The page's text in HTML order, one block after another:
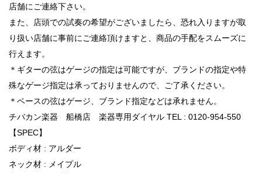
店舗にご連絡下さい。
また、店頭での試奏の希望がございましたら、恐れ入りますが取
り扱い店舗に事前にご連絡頂けますと、商品の手配をスムーズに
行えます。
＊ギターの弦はゲージの指定は可能ですが、ブランドの指定や特
殊なゲージ指定は承っておりませんので、ご了承ください。
＊ベースの弦はゲージ、ブランド指定などは承れません。
チバカン楽器 船橋店 楽器専用ダイヤル TEL : 0120-954-550
【SPEC】
ボディ材 : アルダー
ネック材 : メイプル